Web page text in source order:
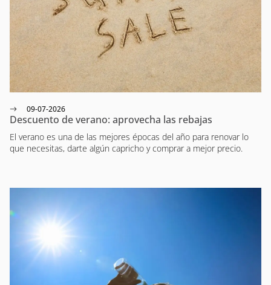
09-07-2026
Descuento de verano: aprovecha las rebajas
El verano es una de las mejores épocas del año para renovar lo
que necesitas, darte algún capricho y comprar a mejor precio.